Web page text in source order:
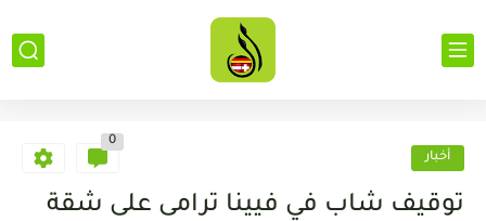
أخبار
0
توقيف شاب في فيينا ترامى على شقة